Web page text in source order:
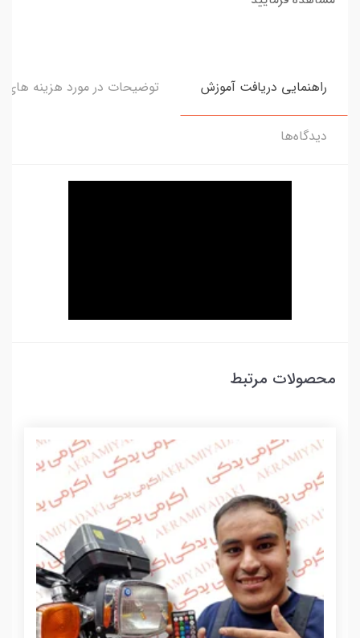
راهنمایی دریافت آموزش توضیحات در مورد هزینه های
دیدگاه‌ها
محصولات مرتبط